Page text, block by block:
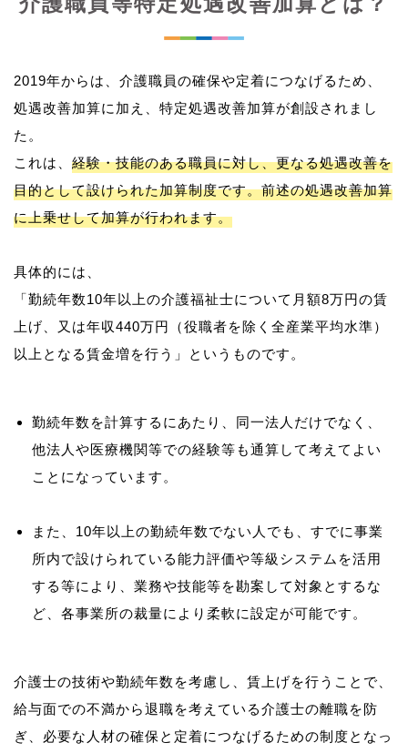
2019年からは、介護職員の確保や定着につなげるため、
処遇改善加算に加え、特定処遇改善加算が創設されまし
た。
これは、 経験・技能のある職員に対し、更なる処遇改善を
目的として設けられた加算制度です。前述の処遇改善加算
に上乗せして加算が行われます。
具体的には、
「勤続年数10年以上の介護福祉士について月額8万円の賃
上げ、又は年収440万円（役職者を除く全産業平均水準）
勤続年数を計算するにあたり、同一法人だけでなく、
他法人や医療機関等での経験等も通算して考えてよい
ことになっています。
また、10年以上の勤続年数でない人でも、すでに事業
所内で設けられている能力評価や等級システムを活用
する等により、業務や技能等を勘案して対象とするな
ど、各事業所の裁量により柔軟に設定が可能です。
介護士の技術や勤続年数を考慮し、賃上げを行うことで、
給与面での不満から退職を考えている介護士の離職を防
ぎ、必要な人材の確保と定着につなげるための制度となっ